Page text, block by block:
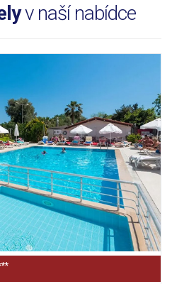
v naší nabídce